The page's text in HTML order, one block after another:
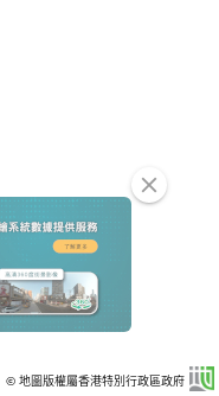
© 地圖版權屬香港特別行政區政府
clear